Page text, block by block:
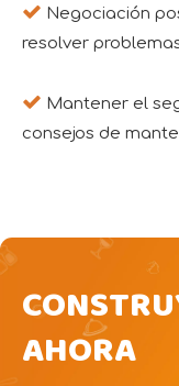
 Negociación
resolver
 Mantener el
consejos de
AHORA